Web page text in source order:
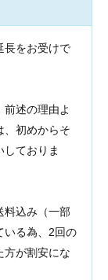
長をお受けで
述の理由よ
、初めからそ
ておりま
料込み（一部
いる為、2回の
方が割安にな